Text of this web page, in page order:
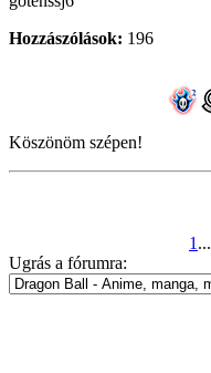
Hozzászólások: 196
Köszönöm szépen!
1 ...
Ugrás a fórumra: